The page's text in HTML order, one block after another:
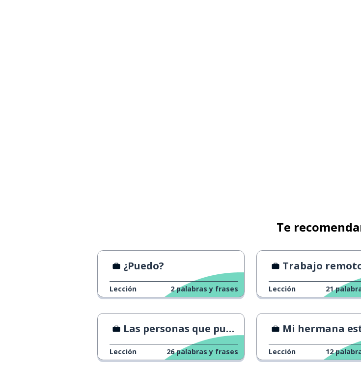
Te
¿Puedo?
Lección 2 palabras y frases
Trabajo remoto
Lección 21
Las personas que pueden trabajar están aturdidas
Lección 26 palabras y frases
Mi hermana está
Lección 12